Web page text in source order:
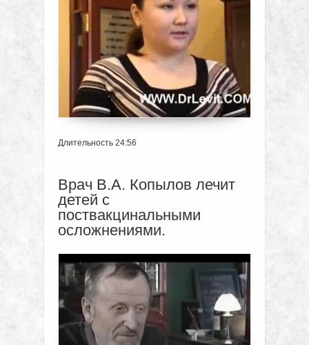
Длительность 24:56
Врач В.А. Копылов лечит
детей с
поствакцинальными
осложнениями.